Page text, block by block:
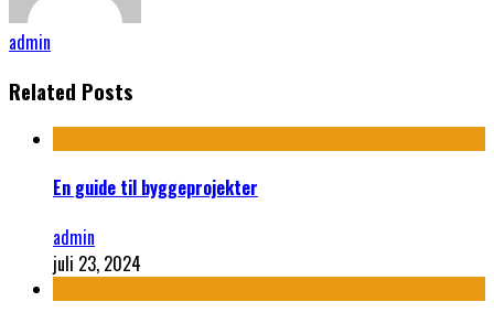
admin
Related Posts
En guide til byggeprojekter
admin
juli 23, 2024